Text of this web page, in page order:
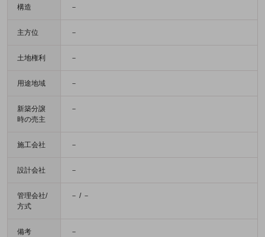
構造 －
主方位 －
土地権利 －
用途地域 －
新築分譲
時の売主
－
施工会社 －
設計会社 －
管理会社/
方式
－ / －
備考 －